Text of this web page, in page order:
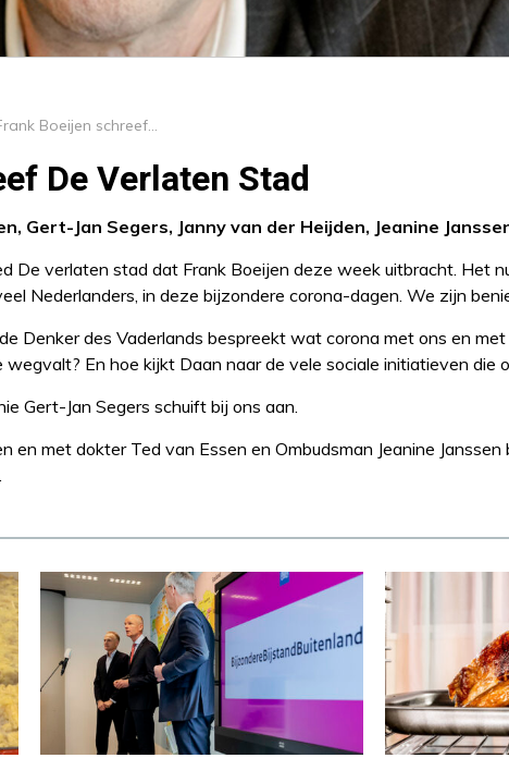
Frank Boeijen schreef De Verlaten Stad
De Verlaten Stad
Gert-Jan Segers, Janny van der Heijden, Jeanine
De verlaten stad dat Frank Boeijen deze week uitbracht. Het
Nederlanders, in deze bijzondere corona-dagen. We zijn
Denker des Vaderlands bespreekt wat corona met ons en
En hoe kijkt Daan naar de vele sociale initiatieven die
Gert-Jan Segers schuift bij ons aan.
en met dokter Ted van Essen en Ombudsman Jeanine